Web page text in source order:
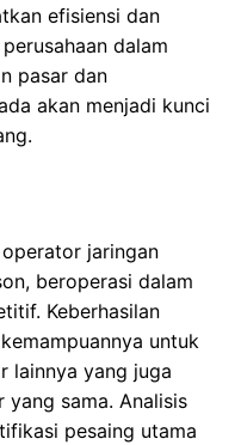
efisiensi dan
dalam
pasar dan
akan menjadi kunci
jaringan
beroperasi dalam
Keberhasilan
untuk
lainnya yang juga
yang sama. Analisis
pesaing utama